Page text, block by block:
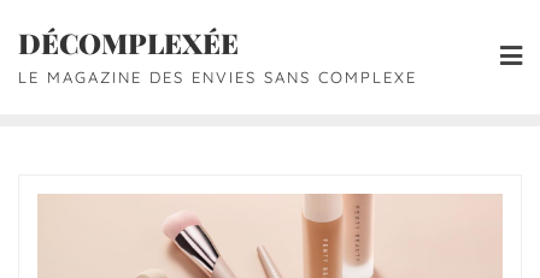
DÉCOMPLEXÉE
LE MAGAZINE DES ENVIES SANS COMPLEXE